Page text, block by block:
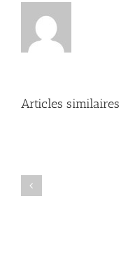
Articles similaires